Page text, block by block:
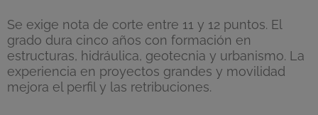
Se exige nota de corte entre 11 y 12 puntos. El
grado dura cinco años con formación en
estructuras, hidráulica, geotecnia y urbanismo. La
experiencia en proyectos grandes y movilidad
mejora el perfil y las retribuciones.